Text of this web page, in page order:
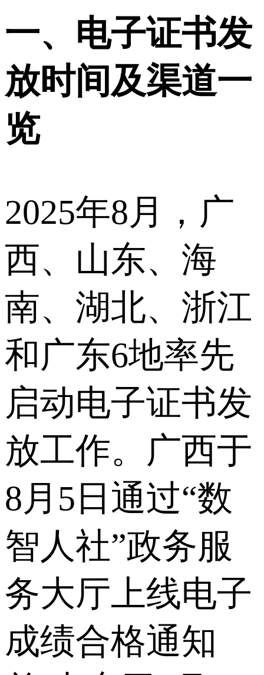
一、电子证书发
放时间及渠道一
览
2025年8月，广
西、山东、海
南、湖北、浙江
和广东6地率先
启动电子证书发
放工作。广西于
8月5日通过“数
智人社”政务服
务大厅上线电子
成绩合格通知